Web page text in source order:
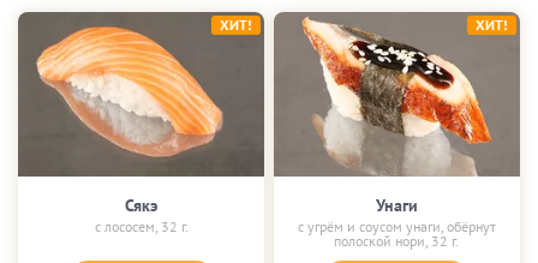
Сякэ
с лососем, 32 г.
ХИТ!
Унаги
с угрём и соусом унаги, обёрнут
полоской нори, 32 г.
ХИТ!